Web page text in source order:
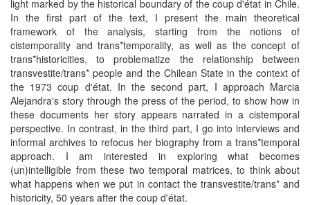
light marked by the historical boundary of the coup d'état in Chile.
In the first part of the text, I present the main theoretical
framework of the analysis, starting from the notions of
cistemporality and trans*temporality, as well as the concept of
trans*historicities, to problematize the relationship between
transvestite/trans* people and the Chilean State in the context of
the 1973 coup d'état. In the second part, I approach Marcia
Alejandra's story through the press of the period, to show how in
these documents her story appears narrated in a cistemporal
perspective. In contrast, in the third part, I go into interviews and
informal archives to refocus her biography from a trans*temporal
approach. I am interested in exploring what becomes
(un)intelligible from these two temporal matrices, to think about
what happens when we put in contact the transvestite/trans* and
historicity, 50 years after the coup d'état.